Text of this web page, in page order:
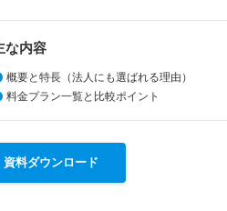
な内容
概要と特長（法人にも選ばれる理由）
料金プラン一覧と比較ポイント
資料ダウンロード